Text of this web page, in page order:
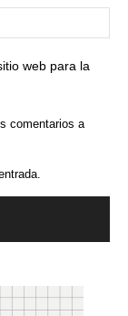
web para la
comentarios a